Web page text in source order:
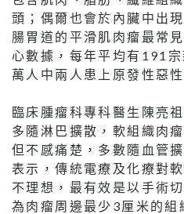
頭；偶爾也會於內臟中出
腸胃道的平滑肌肉瘤最常
心數據，每年平均有191
萬人中兩人患上原發性惡性
臨床腫瘤科專科醫生陳亮
多隨淋巴擴散，軟組織肉
但不感痛楚，多數隨血管
表示，傳統電療及化療對
不理想，最有效是以手術
為肉瘤周邊最少3厘米的組